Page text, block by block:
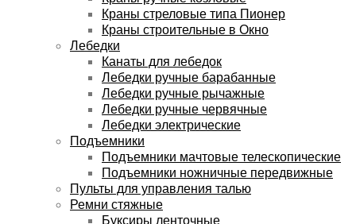
Краны стреловые типа Пионер
Краны строительные в Окно
Лебедки
Канаты для лебедок
Лебедки ручные барабанные
Лебедки ручные рычажные
Лебедки ручные червячные
Лебедки электрические
Подъемники
Подъемники мачтовые телескопические
Подъемники ножничные передвижные
Пульты для управления талью
Ремни стяжные
Буксиры ленточные